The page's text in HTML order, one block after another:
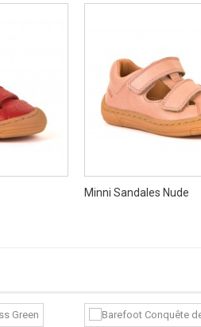
Minni Sandales Nude